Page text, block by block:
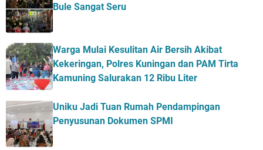
Bule Sangat Seru
Warga Mulai Kesulitan Air Bersih Akibat
Kekeringan, Polres Kuningan dan PAM Tirta
Kamuning Salurakan 12 Ribu Liter
Uniku Jadi Tuan Rumah Pendampingan
Penyusunan Dokumen SPMI